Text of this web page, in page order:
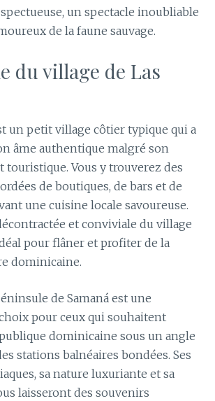
un spectacle inoubliable
de la faune sauvage.
du village de Las
un petit village côtier typique qui a
âme authentique malgré son
touristique. Vous y trouverez des
de boutiques, de bars et de
une cuisine locale savoureuse.
et conviviale du village
pour flâner et profiter de la
dominicaine.
de Samaná est une
pour ceux qui souhaitent
dominicaine sous un angle
stations balnéaires bondées. Ses
sa nature luxuriante et sa
laisseront des souvenirs